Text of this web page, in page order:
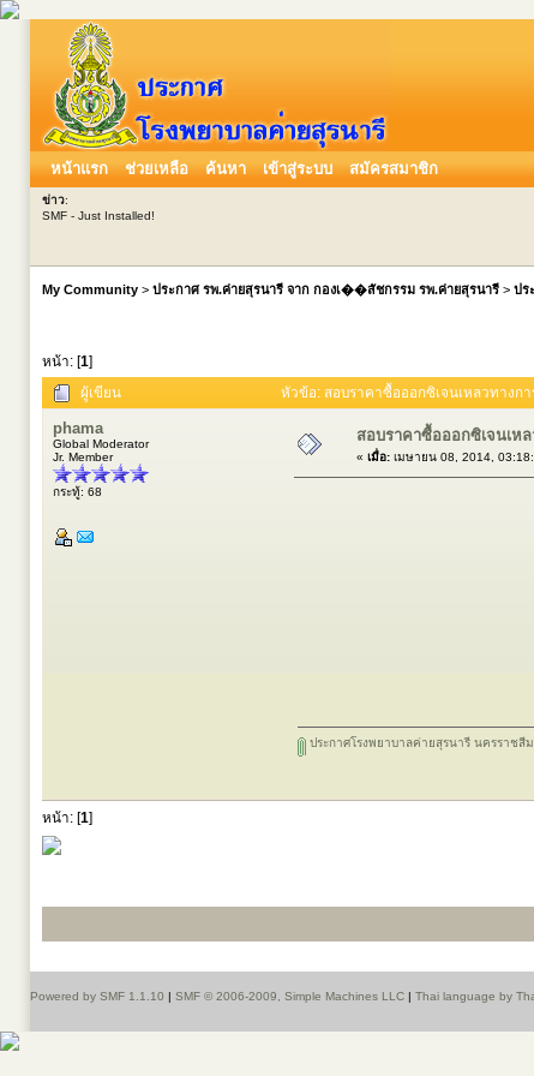
หน้าแรก ช่วยเหลือ ค้นหา เข้าสู่ระบบ สมัครสมาชิก
ข่าว:
SMF - Just Installed!
My Community > ประกาศ รพ.ค่ายสุรนารี จาก กองเ��สัชกรรม รพ.ค่ายสุรนารี > ปร
หน้า: [1]
ผู้เขียน หัวข้อ: สอบราคาซื้อออกซิเจนเหลวทางก
phama
Global Moderator
Jr. Member
กระทู้: 68
สอบราคาซื้อออกซิเจนเห
« เมื่อ: เมษายน 08, 2014,
ประกาศโรงพยาบาลค่ายสุรนารี นครราชสี
หน้า: [1]
Powered by SMF 1.1.10 | SMF © 2006-2009, Simple Machines LLC | Thai language by